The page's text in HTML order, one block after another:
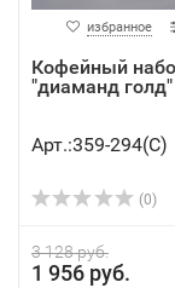
избранное
Кофейный
"диаманд голд"
Арт.:359-294(C)
(0)
3 128 руб.
1 956 руб.